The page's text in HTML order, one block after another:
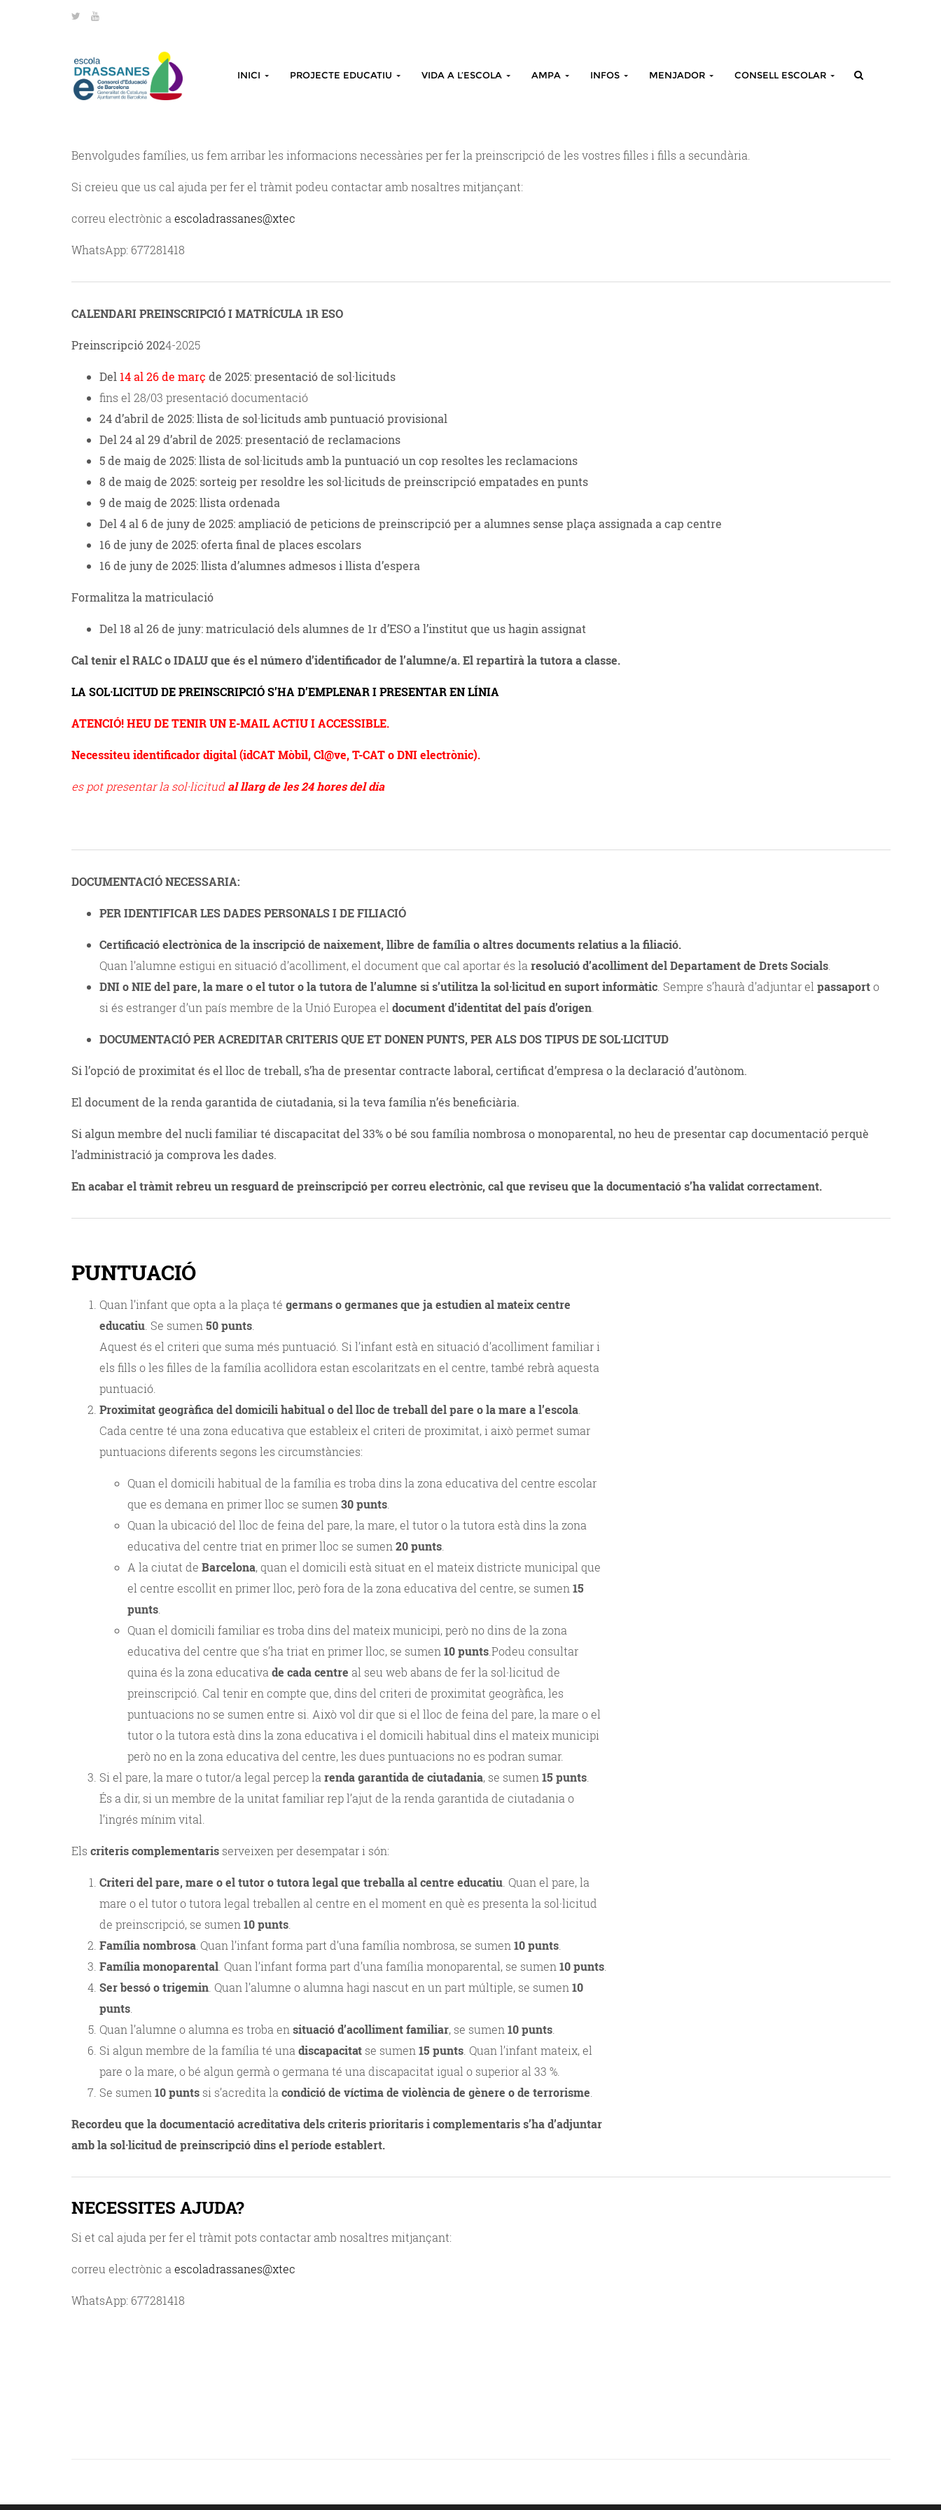
INICI PROJECTE EDUCATIU VIDA A L’ESCOLA AMPA INFOS MENJADOR CONSELL ESCOLAR
Benvolgudes famílies, us fem arribar les informacions necessàries per fer la preinscripció de les vostres filles i fills a secundària.
Si creieu que us cal ajuda per fer el tràmit podeu contactar amb nosaltres mitjançant:
correu electrònic a escoladrassanes@xtec
WhatsApp: 677281418
CALENDARI PREINSCRIPCIÓ I MATRÍCULA 1R ESO
Preinscripció 2024-2025
Del 14 al 26 de març de 2025: presentació de sol·licituds
fins el 28/03 presentació documentació
24 d’abril de 2025: llista de sol·licituds amb puntuació provisional
Del 24 al 29 d’abril de 2025: presentació de reclamacions
5 de maig de 2025: llista de sol·licituds amb la puntuació un cop resoltes les reclamacions
8 de maig de 2025: sorteig per resoldre les sol·licituds de preinscripció empatades en punts
9 de maig de 2025: llista ordenada
Del 4 al 6 de juny de 2025: ampliació de peticions de preinscripció per a alumnes sense plaça assignada a cap centre
16 de juny de 2025: oferta final de places escolars
16 de juny de 2025: llista d’alumnes admesos i llista d’espera
Formalitza la matriculació
Del 18 al 26 de juny: matriculació dels alumnes de 1r d’ESO a l’institut que us hagin assignat
Cal tenir el RALC o IDALU que és el número d’identificador de l’alumne/a. El repartirà la tutora a classe.
LA SOL·LICITUD DE PREINSCRIPCIÓ S’HA D’EMPLENAR I PRESENTAR EN LÍNIA
ATENCIÓ! HEU DE TENIR UN E-MAIL ACTIU I ACCESSIBLE.
Necessiteu identificador digital (idCAT Mòbil, Cl@ve, T-CAT o DNI electrònic).
es pot presentar la sol·licitudal llarg de les 24 hores del dia
DOCUMENTACIÓ NECESSARIA:
PER IDENTIFICAR LES DADES PERSONALS I DE FILIACIÓ
Certificació electrònica de la inscripció de naixement, llibre de família o altres documents relatius a la filiació.
Quan l’alumne estigui en situació d’acolliment, el document que cal aportar és la resolució d’acolliment del Departament de Drets Socials
DNI o NIE del pare, la mare o el tutor o la tutora de l’alumne si s’utilitza la sol·licitud en suport informàtic . Sempre s’haurà d’adjuntar el passaporto
si és estranger d’un país membre de la Unió Europea el document d’identitat del país d’origen
DOCUMENTACIÓ PER ACREDITAR CRITERIS QUE ET DONEN PUNTS, PER ALS DOS TIPUS DE SOL·LICITUD
Si l’opció de proximitat és el lloc de treball, s’ha de presentar contracte laboral, certificat d’empresa o la declaració d’autònom.
El document de la renda garantida de ciutadania, si la teva família n’és beneficiària.
Si algun membre del nucli familiar té discapacitat del 33% o bé sou família nombrosa o monoparental, no heu de presentar cap documentació perquè
l’administració ja comprova les dades.
En acabar el tràmit rebreu un resguard de preinscripció per correu electrònic, cal que reviseu que la documentació s’ha validat correctament.
PUNTUACIÓ
Quan l’infant que opta a la plaça té germans o germanes que ja estudien al mateix centre
educatiu . Se sumen 50 punts
Aquest és el criteri que suma més puntuació. Si l’infant està en situació d’acolliment familiar i
els fills o les filles de la família acollidora estan escolaritzats en el centre, també rebrà aquesta
puntuació.
Proximitat geogràfica del domicili habitual o del lloc de treball del pare o la mare a l’escola
Cada centre té una zona educativa que estableix el criteri de proximitat, i això permet sumar
puntuacions diferents segons les circumstàncies:
Quan el domicili habitual de la família es troba dins la zona educativa del centre escolar
que es demana en primer lloc se sumen 30 punts
Quan la ubicació del lloc de feina del pare, la mare, el tutor o la tutora està dins la zona
educativa del centre triat en primer lloc se sumen 20 punts
A la ciutat de Barcelona, quan el domicili està situat en el mateix districte municipal que
el centre escollit en primer lloc, però fora de la zona educativa del centre, se sumen 15
punts
Quan el domicili familiar es troba dins del mateix municipi, però no dins de la zona
educativa del centre que s’ha triat en primer lloc, se sumen 10 punts.Podeu consultar
quina és la zona educativa de cada centre al seu web abans de fer la sol·licitud de
preinscripció. Cal tenir en compte que, dins del criteri de proximitat geogràfica, les
puntuacions no se sumen entre si. Això vol dir que si el lloc de feina del pare, la mare o el
tutor o la tutora està dins la zona educativa i el domicili habitual dins el mateix municipi
però no en la zona educativa del centre, les dues puntuacions no es podran sumar.
Si el pare, la mare o tutor/a legal percep la renda garantida de ciutadania, se sumen 15 punts
És a dir, si un membre de la unitat familiar rep l’ajut de la renda garantida de ciutadania o
l’ingrés mínim vital.
Els criteris complementaris serveixen per desempatar i són:
Criteri del pare, mare o el tutor o tutora legal que treballa al centre educatiu . Quan el pare, la
mare o el tutor o tutora legal treballen al centre en el moment en què es presenta la sol·licitud
de preinscripció, se sumen 10 punts
Família nombrosa . Quan l’infant forma part d’una família nombrosa, se sumen 10 punts
Família monoparental . Quan l’infant forma part d’una família monoparental, se sumen 10 punts
Ser bessó o trigemin . Quan l’alumne o alumna hagi nascut en un part múltiple, se sumen 10
punts
Quan l’alumne o alumna es troba en situació d’acolliment familiar, se sumen 10 punts
Si algun membre de la família té una discapacitat se sumen 15 punts . Quan l’infant mateix, el
pare o la mare, o bé algun germà o germana té una discapacitat igual o superior al 33 %.
Se sumen 10 punts si s’acredita la condició de víctima de violència de gènere o de terrorisme
Recordeu que la documentació acreditativa dels criteris prioritarisi complementaris s’ha d’adjuntar
amb la sol·licitud de preinscripció dins el període establert.
NECESSITES AJUDA?
Si et cal ajuda per fer el tràmit pots contactar amb nosaltres mitjançant:
correu electrònic a escoladrassanes@xtec
WhatsApp: 677281418